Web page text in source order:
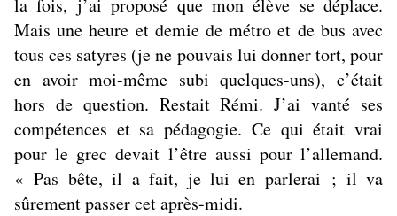
la fois, j’ai proposé que mon élève se déplace.
Mais une heure et demie de métro et de bus avec
tous ces satyres (je ne pouvais lui donner tort, pour
en avoir moi-même subi quelques-uns), c’était
hors de question. Restait Rémi. J’ai vanté ses
compétences et sa pédagogie. Ce qui était vrai
pour le grec devait l’être aussi pour l’allemand.
« Pas bête, il a fait, je lui en parlerai ; il va
sûrement passer cet après-midi.